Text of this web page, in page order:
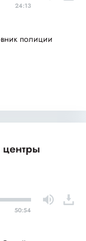
24:13
полиции
50:54